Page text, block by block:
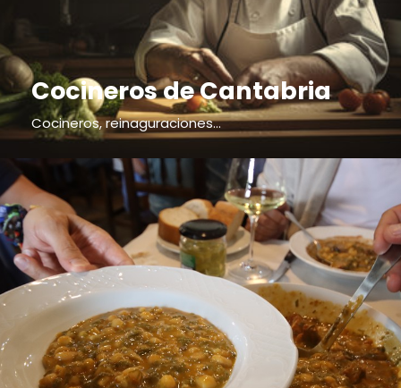
Cocineros de Cantabria
Cocineros, reinaguraciones...